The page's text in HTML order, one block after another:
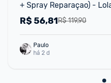
+ Spray Reparaçao) -
R$ 119,90
R$56,81
Paulo
há 2 d